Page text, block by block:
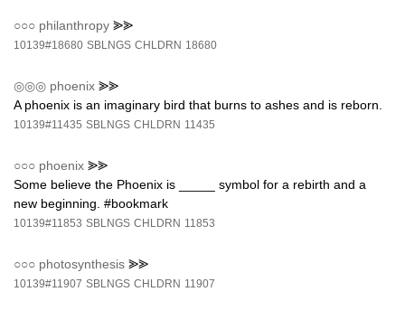
○○○ philanthropy ⪢⪢
10139#18680 SBLNGS CHLDRN 18680
◎◎◎ phoenix ⪢⪢
A phoenix is an imaginary bird that burns to ashes and is reborn.
10139#11435 SBLNGS CHLDRN 11435
○○○ phoenix ⪢⪢
Some believe the Phoenix is _____ symbol for a rebirth and a
new beginning. #bookmark
10139#11853 SBLNGS CHLDRN 11853
○○○ photosynthesis ⪢⪢
10139#11907 SBLNGS CHLDRN 11907